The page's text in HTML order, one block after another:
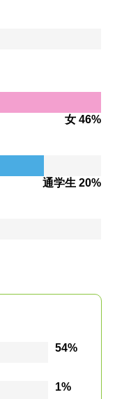
女 46%
通学生 20%
54%
1%